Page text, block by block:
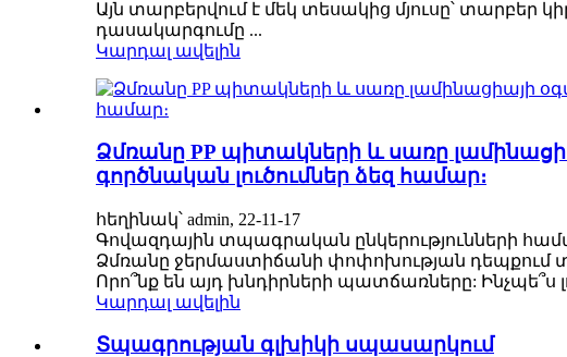
Այն տարբերվում է մեկ տեսակից մյուսը՝ տարբեր
դասակարգումը ...
Կարդալ ավելին
Ձմռանը PP պիտակների և սառը
գործնական լուծումներ ձեզ համար։
հեղինակ՝ admin, 22-11-17
Գովազդային տպագրական ընկերությունների
Ձմռանը ջերմաստիճանի փոփոխության դեպքում
Որո՞նք են այդ խնդիրների պատճառները: Ինչպե՞ս
Կարդալ ավելին
Տպագրության գլխիկի սպասարկում